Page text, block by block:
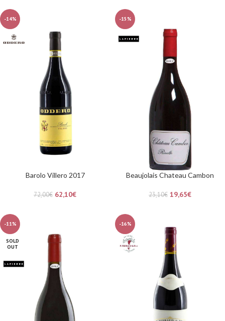
-14%
Barolo Villero 2017
72,00€ 62,10€
-15%
Beaujolais Chateau Cambon
23,10€ 19,65€
-11%
SOLD
OUT
-16%